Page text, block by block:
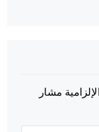
مشار